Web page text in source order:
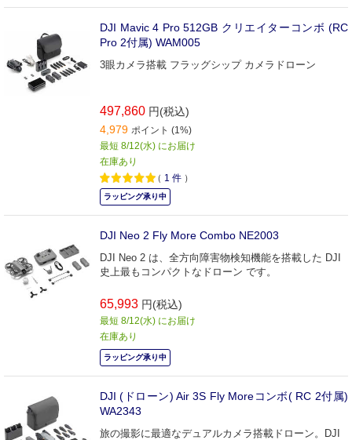
DJI Mavic 4 Pro 512GB クリエイターコンボ (RC
Pro 2付属) WAM005
3眼カメラ搭載 フラッグシップ カメラドローン
497,860 円(税込)
4,979 ポイント (1%)
最短 8/12(水) にお届け
在庫あり
（ 1 件 ）
ラッピング承り中
DJI Neo 2 Fly More Combo NE2003
DJI Neo 2 は、全方向障害物検知機能を搭載した DJI
史上最もコンパクトなドローン です。
65,993 円(税込)
最短 8/12(水) にお届け
在庫あり
ラッピング承り中
DJI (ドローン) Air 3S Fly Moreコンボ( RC 2付属)
WA2343
旅の撮影に最適なデュアルカメラ搭載ドローン。DJI